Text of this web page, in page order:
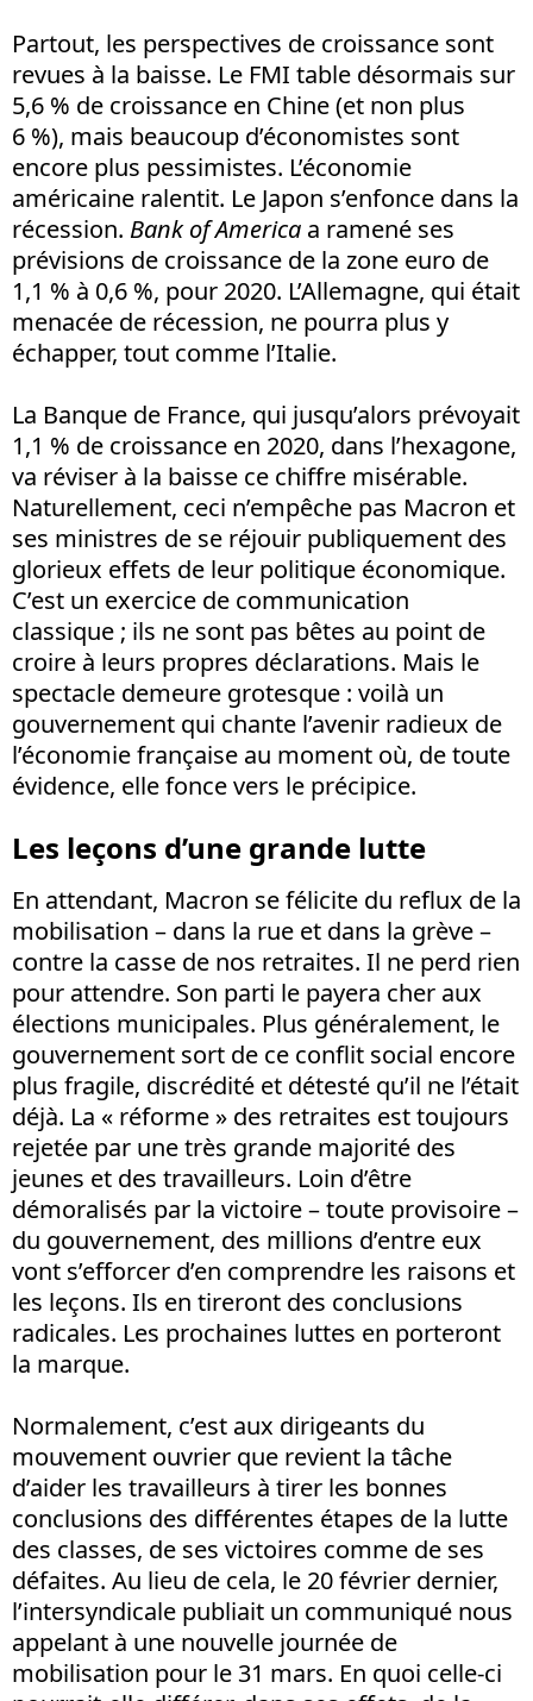
Partout, les perspectives de croissance sont
revues à la baisse. Le FMI table désormais sur
5,6 % de croissance en Chine (et non plus
6 %), mais beaucoup d’économistes sont
encore plus pessimistes. L’économie
américaine ralentit. Le Japon s’enfonce dans la
récession. Bank of America a ramené ses
prévisions de croissance de la zone euro de
1,1 % à 0,6 %, pour 2020. L’Allemagne, qui était
menacée de récession, ne pourra plus y
échapper, tout comme l’Italie.
La Banque de France, qui jusqu’alors prévoyait
1,1 % de croissance en 2020, dans l’hexagone,
va réviser à la baisse ce chiffre misérable.
Naturellement, ceci n’empêche pas Macron et
ses ministres de se réjouir publiquement des
glorieux effets de leur politique économique.
C’est un exercice de communication
classique ; ils ne sont pas bêtes au point de
croire à leurs propres déclarations. Mais le
spectacle demeure grotesque : voilà un
gouvernement qui chante l’avenir radieux de
l’économie française au moment où, de toute
évidence, elle fonce vers le précipice.
Les leçons d’une grande lutte
En attendant, Macron se félicite du reflux de la
mobilisation – dans la rue et dans la grève –
contre la casse de nos retraites. Il ne perd rien
pour attendre. Son parti le payera cher aux
élections municipales. Plus généralement, le
gouvernement sort de ce conflit social encore
plus fragile, discrédité et détesté qu’il ne l’était
déjà. La « réforme » des retraites est toujours
rejetée par une très grande majorité des
jeunes et des travailleurs. Loin d’être
démoralisés par la victoire – toute provisoire –
du gouvernement, des millions d’entre eux
vont s’efforcer d’en comprendre les raisons et
les leçons. Ils en tireront des conclusions
radicales. Les prochaines luttes en porteront
la marque.
Normalement, c’est aux dirigeants du
mouvement ouvrier que revient la tâche
d’aider les travailleurs à tirer les bonnes
conclusions des différentes étapes de la lutte
des classes, de ses victoires comme de ses
défaites. Au lieu de cela, le 20 février dernier,
l’intersyndicale publiait un communiqué nous
appelant à une nouvelle journée de
mobilisation pour le 31 mars. En quoi celle-ci